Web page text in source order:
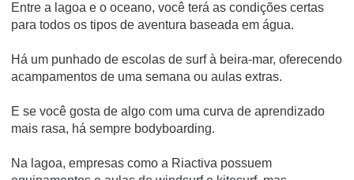
Entre a lagoa e o oceano, você terá as condições certas
para todos os tipos de aventura baseada em água.
Há um punhado de escolas de surf à beira-mar, oferecendo
acampamentos de uma semana ou aulas extras.
E se você gosta de algo com uma curva de aprendizado
mais rasa, há sempre bodyboarding.
Na lagoa, empresas como a Riactiva possuem